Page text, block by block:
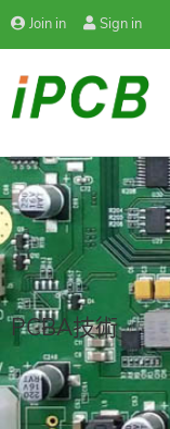
Join in Sign in
PCBA技術